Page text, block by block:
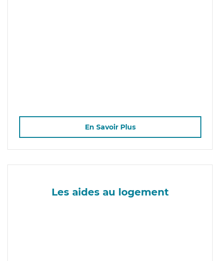
En Savoir Plus
Les aides au logement